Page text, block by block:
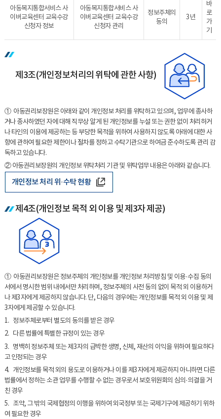
아동복지통합서비스 사
이버교육센터 교육수강
신청자 정보
아동복지통합서비스 사
이버교육센터 교육수강
신청자 관리
정보주체의
동의
3년
바
로
가
기
제3조(개인정보처리의 위탁에 관한 사항)
① 아동권리보장원은 아래와 같이 개인정보 처리를 위탁하고 있으며, 업무에 종사하
거나 종사하였던 자에 대해 직무상 알게 된 개인정보를 누설 또는 권한 없이 처리하거
나 타인의 이용에 제공하는 등 부당한 목적을 위하여 사용하지 않도록 아래에 대한 사
항에 관하여 필요한 제한이나 절차를 정하고 수탁기관으로 하여금 준수하도록 관리 감
독하고 있습니다.
② 아동권리보장원의 개인정보 위탁처리 기관 및 위탁업무 내용은 아래와 같습니다.
개인정보 처리 위·수탁 현황
제4조(개인정보 목적 외 이용 및 제3자 제공)
① 아동권리보장원은 정보주체의 개인정보를 개인정보 처리방침 및 이용·수집 동의
서에서 명시한 범위 내에서만 처리하며, 정보주체의 사전 동의 없이 목적 외 이용하거
나 제3자에게 제공하지 않습니다. 단, 다음의 경우에는 개인정보를 목적 외 이용 및 제
3자에게 제공할 수 있습니다.
1. 정보주체로부터 별도의 동의를 받은 경우
2. 다른 법률에 특별한 규정이 있는 경우
3. 명백히 정보주체 또는 제3자의 급박한 생명, 신체, 재산의 이익을 위하여 필요하다
고 인정되는 경우
4. 개인정보를 목적 외의 용도로 이용하거나 이를 제3자에게 제공하지 아니하면 다른
법률에서 정하는 소관 업무를 수행할 수 없는 경우로서 보호위원회의 심의·의결을 거
친 경우
5. 조약, 그 밖의 국제협정의 이행을 위하여 외국정부 또는 국제기구에 제공하기 위하
여 필요한 경우